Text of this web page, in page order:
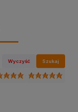
Wyczyść Szukaj